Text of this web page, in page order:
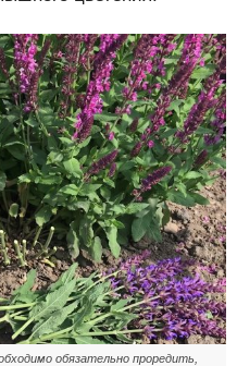
обязательно проредить,